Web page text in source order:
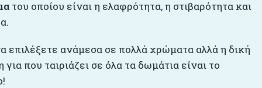
του οποίου είναι η ελαφρότητα, η στιβαρότητα και
επιλέξετε ανάμεσα σε πολλά χρώματα αλλά η δική
που ταιριάζει σε όλα τα δωμάτια είναι το